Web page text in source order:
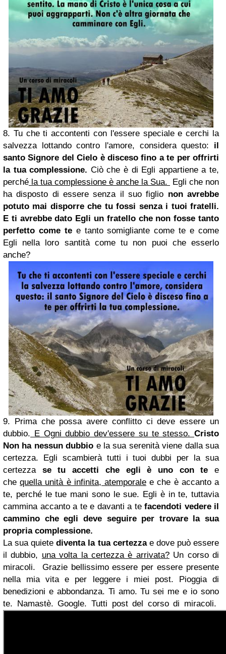
8. Tu che ti accontenti con l'essere speciale e cerchi la
salvezza lottando contro l'amore, considera questo: il
santo Signore del Cielo è disceso fino a te per offrirti
la tua complessione. Ciò che è di Egli appartiene a te,
perché la tua complessione è anche la Sua.
Egli che non
ha disposto di essere senza il suo figlio non avrebbe
potuto mai disporre che tu fossi senza i tuoi fratelli.
E ti avrebbe dato Egli un fratello che non fosse tanto
perfetto come tee tanto somigliante come te e come
Egli nella loro santità come tu non puoi che esserlo
anche?
9. Prima che possa avere conflitto ci deve essere un
dubbio. E Ogni dubbio dev'essere su te stesso. Cristo
Non ha nessun dubbio e la sua serenità viene dalla sua
certezza.
Egli scambierà tutti i tuoi dubbi per la sua
certezza se tu accetti che egli è uno con te e
chequella unità è infinita, atemporale e che è accanto a
te, perché le tue mani sono le sue. Egli è in te, tuttavia
cammina accanto a te e davanti a te facendoti vedere il
cammino che egli deve seguire per trovare la sua
propria complessione.
La sua quiete diventa la tua certezzae dove può essere
il dubbio, una volta la certezza è arrivata? Un corso di
miracoli.
Grazie bellissimo essere per essere presente
nella mia vita e per leggere i miei post. Pioggia di
benedizioni e abbondanza. Ti amo. Tu sei me e io sono
te. Namastè. Google. Tutti post del corso di miracoli.